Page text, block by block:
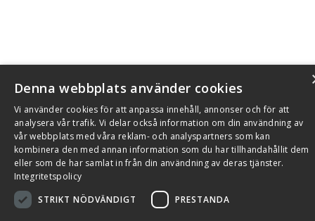
Denna webbplats använder cookies
Vi använder cookies för att anpassa innehåll, annonser och för att
analysera vår trafik. Vi delar också information om din användning av
vår webbplats med våra reklam- och analyspartners som kan
kombinera den med annan information som du har tillhandahållit dem
eller som de har samlat in från din användning av deras tjänster.
Integritetspolicy
STRIKT NÖDVÄNDIGT
PRESTANDA